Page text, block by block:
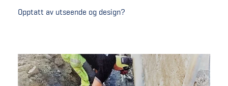
Opptatt av utseende og design?